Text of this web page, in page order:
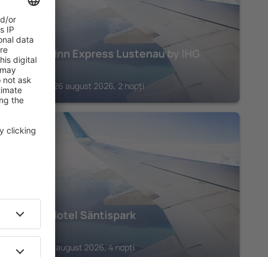
Holiday Inn Express Lustenau by IHG
254
Lustenau, 26 august 2026, 2 nopți
GOSSAU
Revier Hotel Säntispark
1.111€
Gossau, 21 august 2026, 4 nopți